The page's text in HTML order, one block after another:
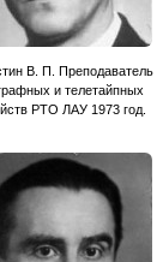
В. П. Преподаватель
и телетайпных
РТО ЛАУ 1973 год.